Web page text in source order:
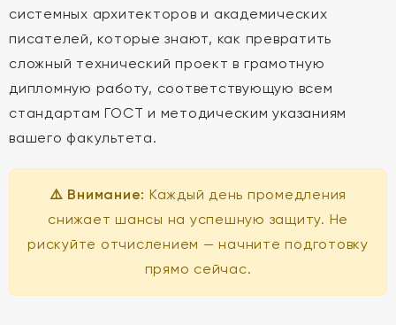
системных архитекторов и академических
писателей, которые знают, как превратить
сложный технический проект в грамотную
дипломную работу, соответствующую всем
стандартам ГОСТ и методическим указаниям
вашего факультета.
⚠️ Внимание: Каждый день промедления
снижает шансы на успешную защиту. Не
рискуйте отчислением — начните подготовку
прямо сейчас.